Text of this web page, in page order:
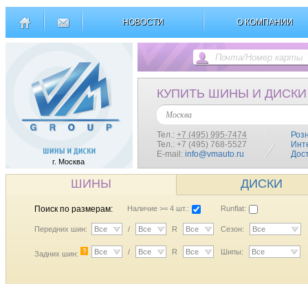
НОВОСТИ О КОМПАНИИ
г. Москва
КУПИТЬ ШИНЫ И ДИСКИ
Москва
Тел.: +7 (495) 995-7474
Тел.: +7 (495) 768-5527
E-mail: info@vmauto.ru
ШИНЫ ДИСКИ
Поиск по размерам: Наличие >= 4 шт.: Runflat:
Передних шин: Все / Все R Все Сезон: Все
Задних шин: ? Все / Все R Все Шипы: Все